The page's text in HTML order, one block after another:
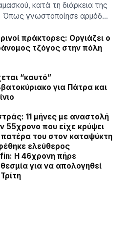
κατά τη διάρκεια της
Όπως γνωστοποίησε αρμόδ…
πράκτορες: Οργιάζει ο
τζόγος στην πόλη
“καυτό”
για Πάτρα και
11 μήνες με αναστολή
55χρονο που είχε κρύψει
πατέρα του στον καταψύκτη
ελεύθερος
Η 46χρονη πήρε
για να απολογηθεί